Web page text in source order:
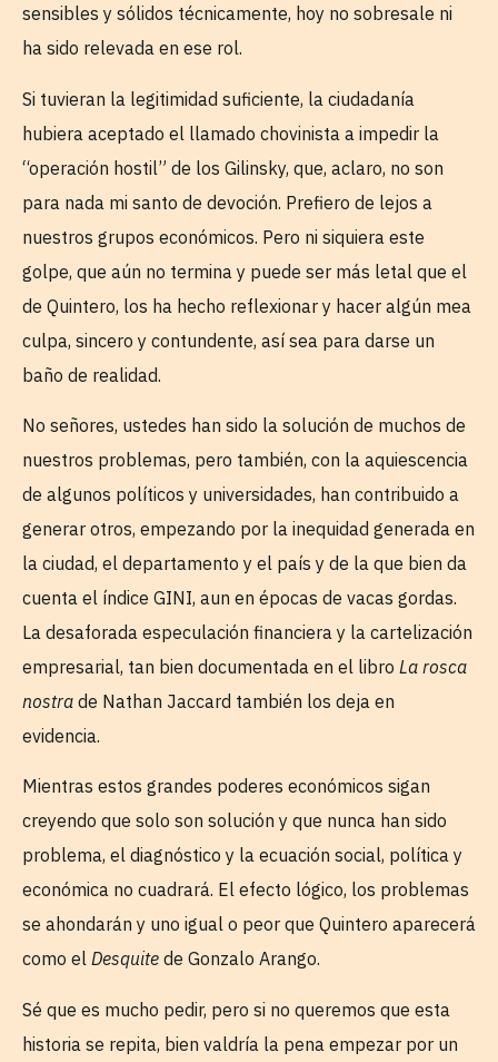
sensibles y sólidos técnicamente, hoy no sobresale ni
ha sido relevada en ese rol.
Si tuvieran la legitimidad suficiente, la ciudadanía
hubiera aceptado el llamado chovinista a impedir la
“operación hostil” de los Gilinsky, que, aclaro, no son
para nada mi santo de devoción. Prefiero de lejos a
nuestros grupos económicos. Pero ni siquiera este
golpe, que aún no termina y puede ser más letal que el
de Quintero, los ha hecho reflexionar y hacer algún mea
culpa, sincero y contundente, así sea para darse un
baño de realidad.
No señores, ustedes han sido la solución de muchos de
nuestros problemas, pero también, con la aquiescencia
de algunos políticos y universidades, han contribuido a
generar otros, empezando por la inequidad generada en
la ciudad, el departamento y el país y de la que bien da
cuenta el índice GINI, aun en épocas de vacas gordas.
La desaforada especulación financiera y la cartelización
empresarial, tan bien documentada en el libro La rosca
nostra de Nathan Jaccard también los deja en
evidencia.
Mientras estos grandes poderes económicos sigan
creyendo que solo son solución y que nunca han sido
problema, el diagnóstico y la ecuación social, política y
económica no cuadrará. El efecto lógico, los problemas
se ahondarán y uno igual o peor que Quintero aparecerá
como el Desquite de Gonzalo Arango.
Sé que es mucho pedir, pero si no queremos que esta
historia se repita, bien valdría la pena empezar por un